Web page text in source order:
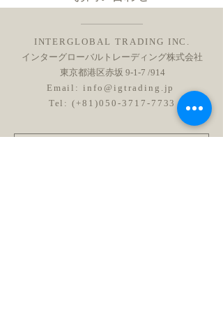
INTERGLOBAL TRADING INC.
インターグローバルトレーディング株式会社
東京都港区赤坂 9-1-7 /914
Email:info@igtrading.jp
Tel: (+81)050-3717-7733